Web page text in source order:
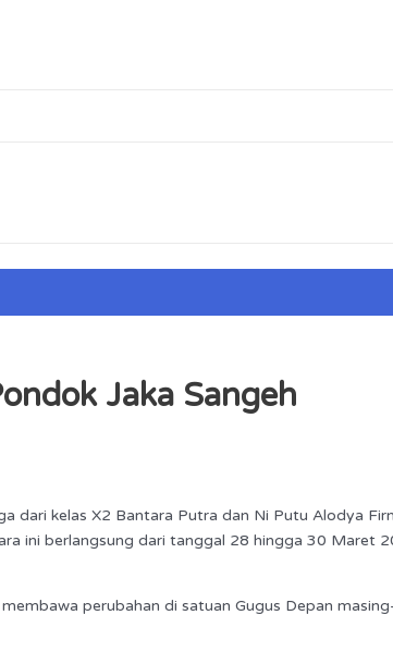
Jaka Sangeh
dari kelas X2 Bantara Putra dan Ni Putu Alodya
ini berlangsung dari tanggal 28 hingga 30 Maret
perubahan di satuan Gugus Depan